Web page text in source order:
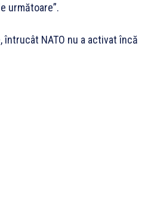
următoare”.
NATO nu a activat încă